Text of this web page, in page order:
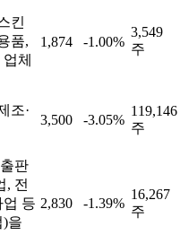
킨
품,
체
1,874 -1.00%
3,549
주
조·
3,500 -3.05%
119,146
주
판
, 전
등
)을
2,830 -1.39%
16,267
주